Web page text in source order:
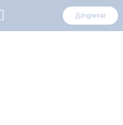
Ingresar